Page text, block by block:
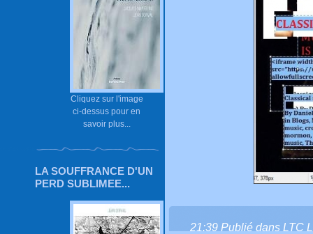
Cliquez sur l'image
ci-dessus pour en
savoir plus...
LA SOUFFRANCE D'UN
PERD SUBLIMEE...
21:39 Publié dans LTC